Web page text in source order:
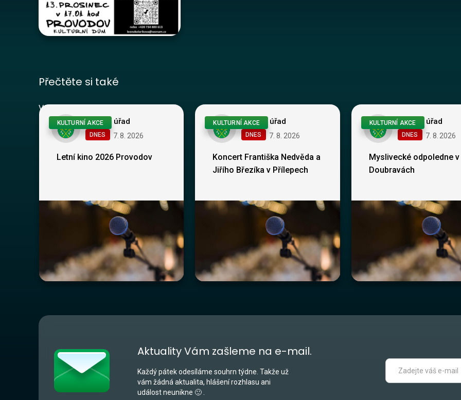
Přečtěte si také
Vše
Obecní úřad
DNES 7. 8 2026
Letní kino 2026 Provodov
KULTURNÍ AKCE Obecní úřad
DNES 7 8 2026
Koncert Františka Nedvěda a
Jiřího Březíka v Přílepech
KULTURNÍ AKCE Obecní úřad
DNES 7 8 2026
Myslivecké odpoledne v
Doubravách
KULTURNÍ AKCE
Aktuality Vám zašleme na e-mail.
Každý pátek odesíláme souhrn týdne. Takže už
vám žádná aktualita, hlášení rozhlasu ani
událost neunikne 🙂 .